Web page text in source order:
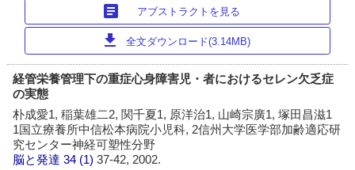
article アブストラクトを見る
download 全文ダウンロード(3.14MB)
経管栄養管理下の重症心身障害児・者におけるセレン欠乏症
の実態
朴成愛1, 稲葉雄二2, 関千夏1, 原洋治1, 山崎宗廣1, 塚田昌滋1
1国立療養所中信松本病院小児科, 2信州大学医学部加齢適応研
究センター神経可塑性分野
脳と発達 34 (1)37-42, 2002.